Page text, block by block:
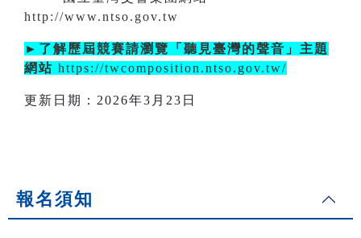
http://www.ntso.gov.tw
►了解歷屆競賽請瀏覽「聽見臺灣的聲音」主題
網站 https://twcomposition.ntso.gov.tw/
更新日期：2026年3月23日
報名須知